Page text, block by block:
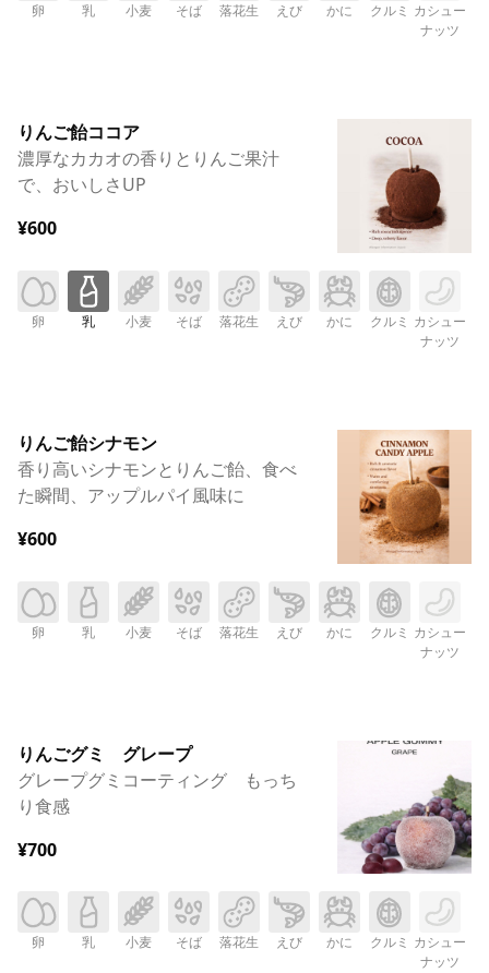
卵 乳 小麦 そば 落花生 えび かに クルミ カシュー
ナッツ
りんご飴ココア
濃厚なカカオの香りとりんご果汁
で、おいしさUP
¥600
卵 乳 小麦 そば 落花生 えび かに クルミ カシュー
ナッツ
りんご飴シナモン
香り高いシナモンとりんご飴、食べ
た瞬間、アップルパイ風味に
¥600
卵 乳 小麦 そば 落花生 えび かに クルミ カシュー
ナッツ
りんごグミ グレープ
グレープグミコーティング もっち
り食感
¥700
卵 乳 小麦 そば 落花生 えび かに クルミ カシュー
ナッツ